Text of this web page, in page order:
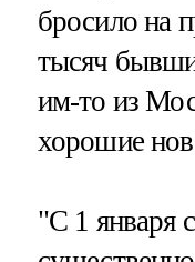
бросило на
тысяч
им-то из
хорошие
"С 1 января